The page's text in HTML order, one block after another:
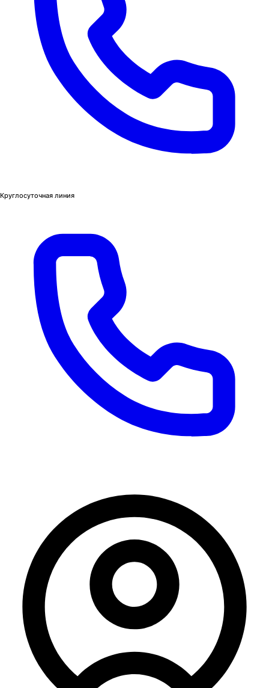
Круглосуточная линия